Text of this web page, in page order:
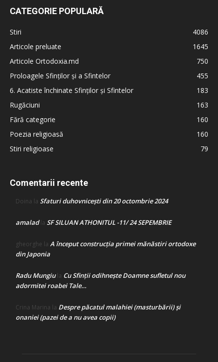
CATEGORIE POPULARĂ
Stiri
4086
Articole preluate
1645
Articole Ortodoxia.md
750
Proloagele Sfinților și a Sfintelor
455
6. Acatiste închinate Sfinților și Sfintelor
183
Rugăciuni
163
Fără categorie
160
Poezia religioasă
160
Stiri religioase
79
Comentarii recente
Doina la Sfaturi duhovnicești din 20 octombrie 2024
amaladla SF SILUAN ATHONITUL -11/ 24 SEPEMBRIE
gheorghe la A început construcţia primei mănăstiri ortodoxe
din Japonia
Radu Mungiula Cu Sfinții odihnește Doamne sufletul nou
adormitei roabei Tale…
Crina Marina la Despre păcatul malahiei (masturbării) şi
onaniei (pazei de a nu avea copii)